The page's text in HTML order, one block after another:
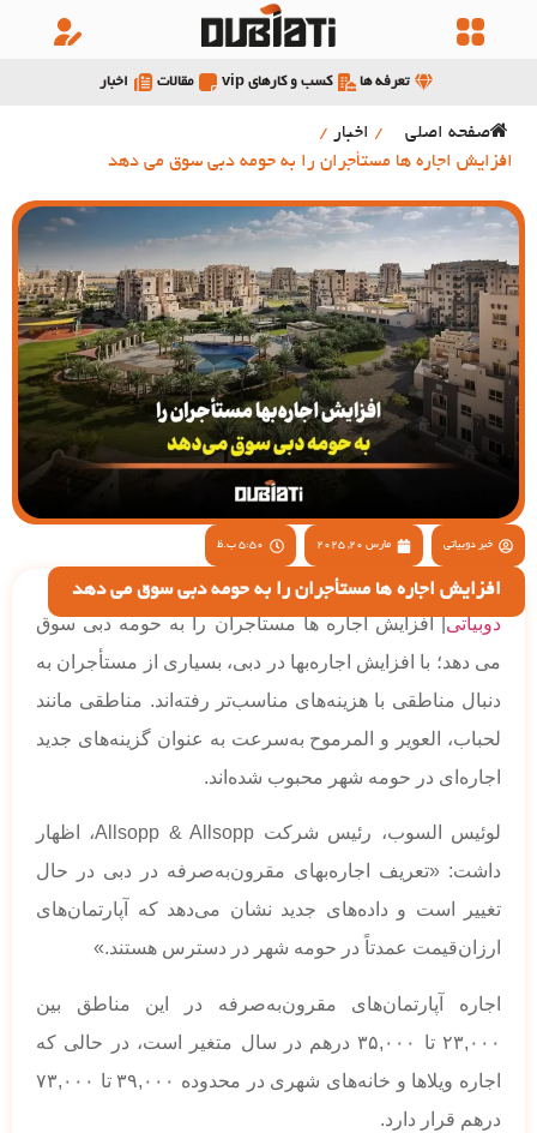
تعرفه ها کسب و کارهای vip مقالات اخبار
صفحه اصلی / اخبار /
افزایش اجاره‌ ها مستأجران را به حومه دبی سوق می دهد
خبر دوبیاتی مارس 20, 2025 5:50 ب.ظ
افزایش اجاره‌ ها مستأجران را به حومه دبی سوق می دهد
دوبیاتی| افزایش اجاره‌ ها مستأجران را به حومه دبی سوق
می دهد؛ با افزایش اجاره‌بها در دبی، بسیاری از مستأجران به
دنبال مناطقی با هزینه‌های مناسب‌تر رفته‌اند. مناطقی مانند
لحباب، العویر و المرموح به‌سرعت به عنوان گزینه‌های جدید
اجاره‌ای در حومه شهر محبوب شده‌اند.
لوئیس السوب، رئیس شرکت Allsopp & Allsopp، اظهار
داشت: «تعریف اجاره‌بهای مقرون‌به‌صرفه در دبی در حال
تغییر است و داده‌های جدید نشان می‌دهد که آپارتمان‌های
ارزان‌قیمت عمدتاً در حومه شهر در دسترس هستند.»
اجاره آپارتمان‌های مقرون‌به‌صرفه در این مناطق بین
۲۳,۰۰۰ تا ۳۵,۰۰۰ درهم در سال متغیر است، در حالی که
اجاره ویلاها و خانه‌های شهری در محدوده ۳۹,۰۰۰ تا ۷۳,۰۰۰
درهم قرار دارد.